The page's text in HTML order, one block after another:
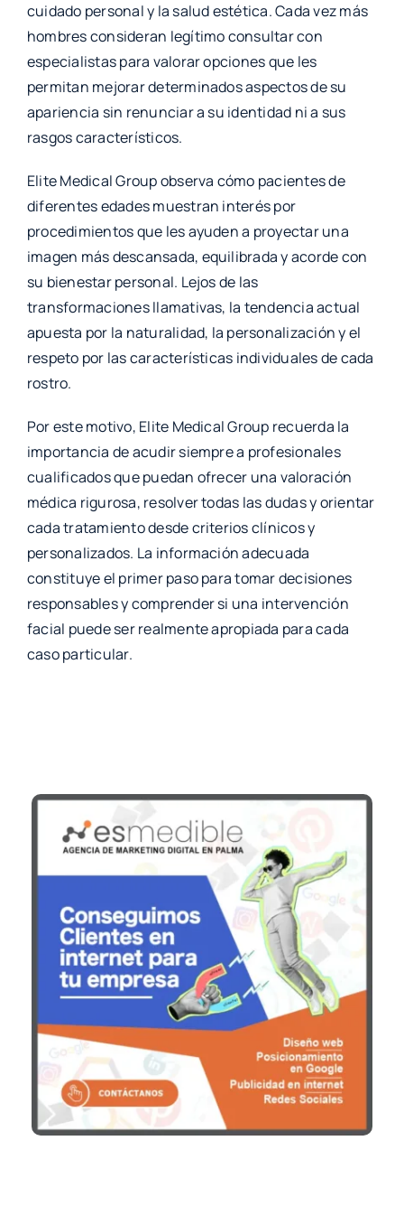
cuidado personal y la salud estética. Cada vez más
hombres consideran legítimo consultar con
especialistas para valorar opciones que les
permitan mejorar determinados aspectos de su
apariencia sin renunciar a su identidad ni a sus
rasgos característicos.
Elite Medical Group observa cómo pacientes de
diferentes edades muestran interés por
procedimientos que les ayuden a proyectar una
imagen más descansada, equilibrada y acorde con
su bienestar personal. Lejos de las
transformaciones llamativas, la tendencia actual
apuesta por la naturalidad, la personalización y el
respeto por las características individuales de cada
rostro.
Por este motivo, Elite Medical Group recuerda la
importancia de acudir siempre a profesionales
cualificados que puedan ofrecer una valoración
médica rigurosa, resolver todas las dudas y orientar
cada tratamiento desde criterios clínicos y
personalizados. La información adecuada
constituye el primer paso para tomar decisiones
responsables y comprender si una intervención
facial puede ser realmente apropiada para cada
caso particular.